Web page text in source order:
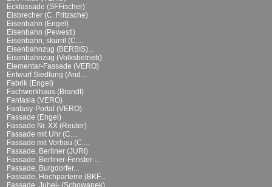
Eckfassade (SFFischer)
Eisbrecher (C. Fritzsche)
Eisenbahn (Engel)
Eisenbahn (Pewesti)
Eisenbahn, skurril (C....
Eisenbahnzug (BERBIS)...
Eisenbahnzug (Volksbetrieb)
Elementar-Fassade (VERO)
Entwurf Siedlung (And....
Fabrik (Engel)
Fachwerkhaus (Brandt)
Fantasia (VERO)
Fantasy-Portal (VERO)
Fassade (Engel)
Fassade Nr. XX (Reuter)
Fassade mit Uhr (C....
Fassade mit Vorbau (C....
Fassade, Berliner (JURI)
Fassade, Berliner-Fenster-...
Fassade, Burgdorfer...
Fassade, Hochparterre (BKF...
Fassade, Jubel- (Schowanek)